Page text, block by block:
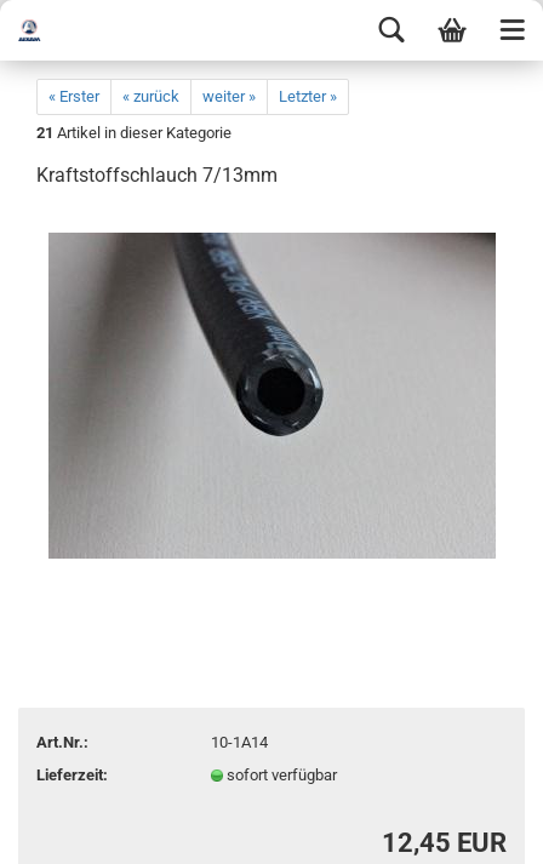
« Erster « zurück weiter »
Letzter »
21 Artikel in dieser Kategorie
Kraftstoffschlauch 7/13mm
Art.Nr.:
10-1A14
Lieferzeit:
sofort verfügbar
12,45 EUR